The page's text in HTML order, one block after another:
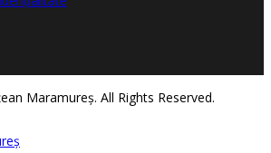
Maramureş. All Rights Reserved.